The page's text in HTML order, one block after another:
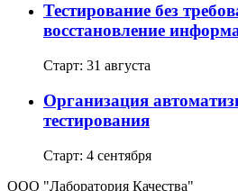
Тестирование без
восстановление
Старт: 31 августа
Организация
тестирования
Старт: 4 сентября
ООО "Лаборатория Качества"